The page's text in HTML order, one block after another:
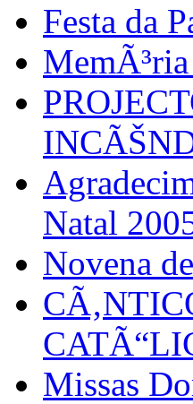
Festa da
Natal
Novena
Missas